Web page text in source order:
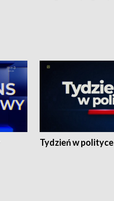
Tydzień w polityce